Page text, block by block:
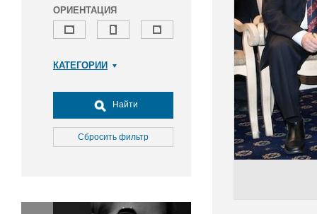
ОРИЕНТАЦИЯ
КАТЕГОРИИ
Досуг, туризм и отдых
Культура
Медицина
Окружающая среда
Найти
Сбросить фильтр